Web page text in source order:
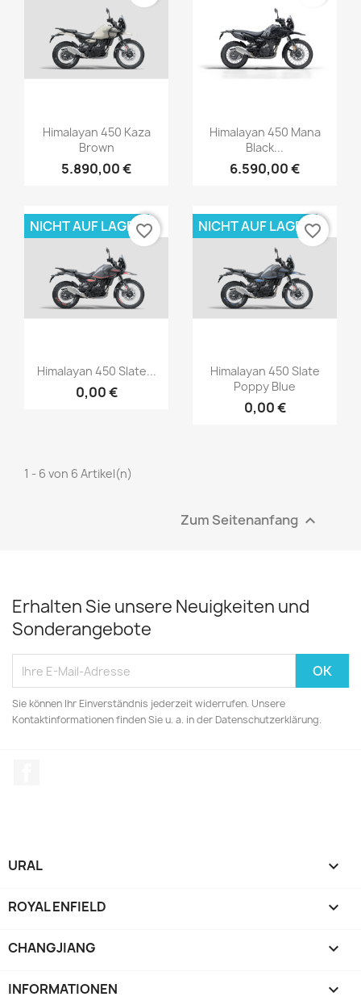
Himalayan 450 Kaza
Brown
5.890,00 €
Himalayan 450 Mana
Black...
6.590,00 €
Himalayan 450 Slate...
0,00 €
NICHT AUF LAGERfavorite_border
Himalayan 450 Slate
Poppy Blue
0,00 €
NICHT AUF LAGERfavorite_border
1 - 6 von 6 Artikel(n)
Zum Seitenanfang 
Erhalten Sie unsere Neuigkeiten und
Sonderangebote
Sie können Ihr Einverständnis jederzeit widerrufen. Unsere
Kontaktinformationen finden Sie u. a. in der Datenschutzerklärung.
URAL 
ROYAL ENFIELD 
CHANGJIANG 
INFORMATIONEN 